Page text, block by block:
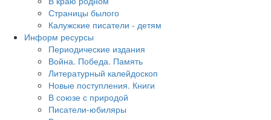
Страницы былого
Калужские писатели - детям
Информ ресурсы
Периодические издания
Война. Победа. Память
Литературный калейдоскоп
Новые поступления. Книги
В союзе с природой
Писатели-юбиляры